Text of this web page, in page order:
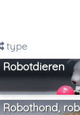
type
Robotdieren
Robothond,